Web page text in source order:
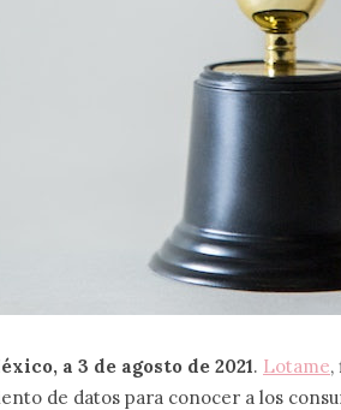
a 3 de agosto de 2021. Lotame,
de datos para conocer a los